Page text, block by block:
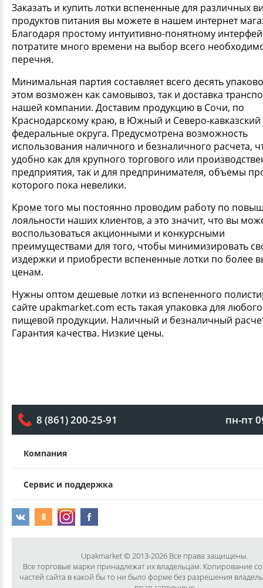
Заказать и купить лотки вспененные для различных
продуктов питания вы можете в нашем интернет
Благодаря простому интуитивно-понятному
потратите много времени на выбор всего
перечня.
Минимальная партия составляет всего десять
этом возможен как самовывоз, так и доставка
нашей компании. Доставим продукцию в Сочи, по
Краснодарскому краю, в Южный и Северо-кавказский
федеральные округа. Предусмотрена возможность
использования наличного и безналичного расчета,
удобно как для крупного торгового или
предприятия, так и для предпринимателя, объемы
которого пока невелики.
Кроме того мы постоянно проводим работу по
лояльности наших клиентов, а это значит, что вы
воспользоваться акционными и конкурсными
преимуществами для того, чтобы минимизировать
издержки и приобрести вспененные лотки по более
ценам.
Нужны оптом дешевые лотки из вспененного
сайте upakmarket.com есть такая упаковка для
пищевой продукции. Наличный и безналичный
Гарантия качества. Низкие цены.
8 (861) 200-25-91 пн-пт
Компания
Сервис и поддержка
Upakmarket © 2013-2026 Все права защищены.
Все торговые марки принадлежат их владельцам. Копирование
частей сайта в какой бы то ни было форме без разрешения